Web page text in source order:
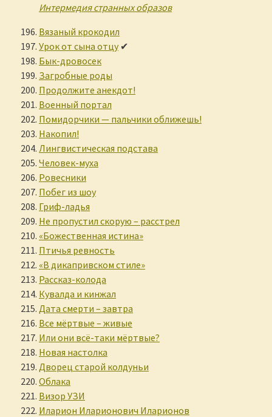
Интермедия странных образов
Вязаный крокодил
Урок от сына отцу✔
Бык-дровосек
Загробные роды
Продолжите анекдот!
Военный портал
Помидорчики — пальчики оближешь!
Накопил!
Лингвистическая подстава
Человек-муха
Ровесники
Побег из шоу
Гриф-ладья
Не пропустил скорую – расстрел
«Божественная истина»
Птичья ревность
«В дикапривском стиле»
Рассказ-колода
Кувалда и кинжал
Дата смерти – завтра
Все мёртвые – живые
Или они всё-таки мёртвые?
Новая настолка
Дворец старой колдуньи
Облака
Визор УЗИ
Иларион Иларионович Иларионов